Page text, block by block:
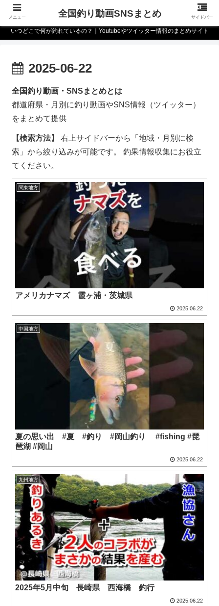
いつどこで何が釣れているの？｜Youtubeやツイッター情報のまとめサイト
2025-06-22
全国釣り動画・SNSまとめとは
都道府県・月別に釣り動画やSNS情報（ツイッター）
をまとめて提供
【検索方法】
右上サイドバーから「地域・月別に検
索」から絞り込みが可能です。 釣果情報収集にお役立
てください。
関東地方
アメリカナマズ 霞ヶ浦・茨城県
2025.06.22
中国地方
夏の思い出 #夏 #釣り #岡山釣り #fishing #琵
琶湖 #岡山
2025.06.22
九州地方
2025年5月中旬 長崎県 西海橋 釣行
2025.06.22
メニュー 全国釣り動画SNSまとめ サイドバー